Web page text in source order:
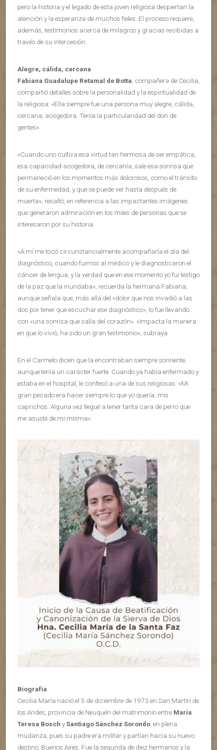
pero la historia y el legado de esta joven religiosa despiertan la
atención y la esperanza de muchos fieles. El proceso requiere,
además, testimonios acerca de milagros y gracias recibidas a
través de su intercesión.
Alegre, cálida, cercana
Fabiana Guadalupe Retamal de Botta , compañera de Cecilia,
compartió detalles sobre la personalidad y la espiritualidad de
la religiosa: «Ella siempre fue una persona muy alegre, cálida,
cercana, acogedora. Tenía la particularidad del don de
gentes».
«Cuando uno cultiva esa virtud tan hermosa de ser empática,
esa capacidad acogedora, de cercanía, sale esa sonrisa que
permaneció en los momentos más dolorosos, como el tránsito
de su enfermedad, y que se puede ver hasta después de
muerta», resaltó, en referencia a las impactantes imágenes
que generaron admiración en los miles de personas que se
interesaron por su historia.
«A mí me tocó circunstancialmente acompañarla el día del
diagnóstico, cuando fuimos al médico y le diagnosticaron el
cáncer de lengua, y la verdad que en ese momento yo fui testigo
de la paz que la inundaba», recuerda la hermana Fabiana,
aunque señala que, más allá del «dolor que nos invadió a las
dos por tener que escuchar ese diagnóstico», lo fue llevando
con «una sonrisa que salía del corazón». «Impacta la manera
en que lo vivió, ha sido un gran testimonio», subraya.
En el Carmelo dicen que la encontraban siempre sonriente,
aunque tenía un carácter fuerte. Cuando ya había enfermado y
estaba en el hospital, le confesó a una de sus religiosas: «Mi
gran pecado era hacer siempre lo que yo quería, mis
caprichos. Alguna vez llegué a tener tanta cara de perro que
me asusté de mi misma».
Biografía
Cecilia María nació el 5 de diciembre de 1973 en San Martín de
los Andes, provincia de Neuquén del matrimonio entre María
Teresa Bosch ySantiago Sánchez Sorondo , en plena
mudanza, pues su padre era militar y partían hacia su nuevo
destino, Buenos Aires. Fue la segunda de diez hermanos y la